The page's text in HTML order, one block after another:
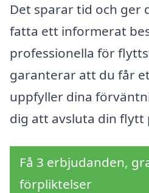
Det sparar tid och ger
fatta ett informerat
professionella för
garanterar att du får
uppfyller dina
dig att avsluta din flytt
Få 3 erbjudanden,
förpliktelser